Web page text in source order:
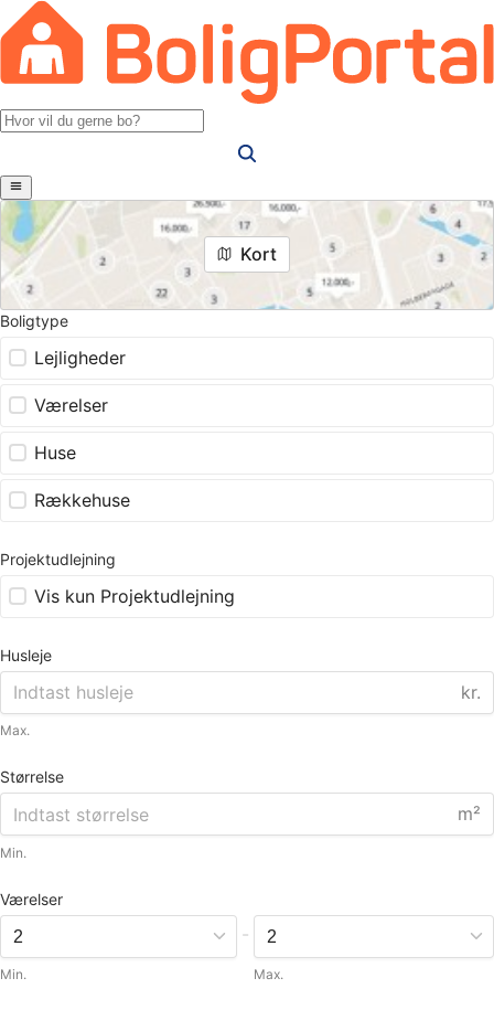
Kort
Boligtype
Lejligheder
Værelser
Huse
Rækkehuse
Projektudlejning
Vis kun Projektudlejning
Husleje
kr.
Max.
Størrelse
m²
Min.
Værelser
Min.
-
Max.